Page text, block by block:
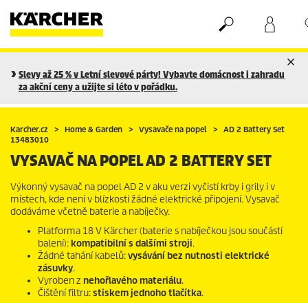
Nákupní košík
Seznam oblíbených produktů
Slevy až 25 % v Letní slevové párty! Vybavte domácnost i zahradu
za akční ceny a užijte si léto v pořádku.
Karcher.cz Home & Garden Vysavače na popel
AD 2 Battery Set
13483010
VYSAVAČ NA POPEL AD 2 BATTERY SET
Výkonný vysavač na popel AD 2 v aku verzi vyčistí krby i grily i v
místech, kde není v blízkosti žádné elektrické připojení. Vysavač
dodáváme včetně baterie a nabíječky.
Platforma 18 V Kärcher (baterie s nabíječkou jsou součástí
balení):kompatibilní s dalšími stroji.
Žádné tahání kabelů:vysávání bez nutnosti elektrické
zásuvky.
Vyroben z nehořlavého materiálu.
Čištění filtru:stiskem jednoho tlačítka.